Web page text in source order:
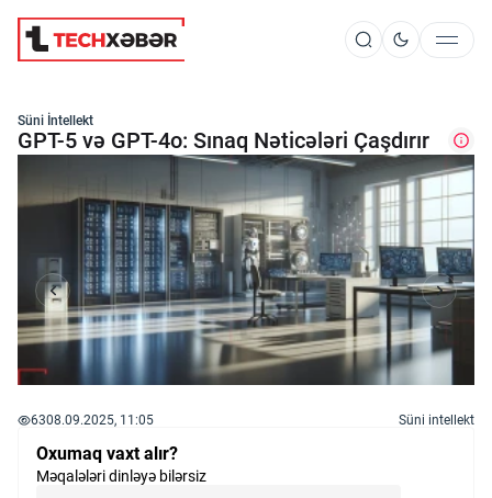
Süni İntellekt
Elm və Kosmos
Texnoloji İnkişaf
İnnovasiya və Startaplar
Robot və Cihazlar
Süni İntellekt
GPT-5 və GPT-4o: Sınaq Nəticələri Çaşdırır
6308.09.2025, 11:05 Süni intellekt
Oxumaq vaxt alır?
Məqalələri dinləyə bilərsiz